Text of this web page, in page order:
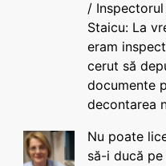
/
Staicu: La
eram
cerut să
documente
decontarea
Nu poate
să-i ducă